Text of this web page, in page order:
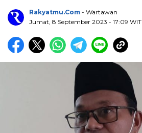
Rakyatmu.com - Wartawan
Jumat, 8 September 2023 - 17:09 WIT